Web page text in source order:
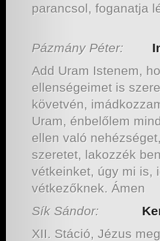
parancsol, foganatja
Pázmány Péter:
Add Uram Istenem,
ellenségeimet is
követvén,
Uram, énbelőlem
ellen való
szeretet, lakozzék
vétkeinket, úgy mi is,
vétkezőknek. Ámen
Sík Sándor:
XII. Stáció, Jézus